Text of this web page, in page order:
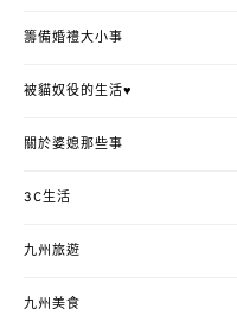
籌備婚禮大小事
被貓奴役的生活♥
關於婆媳那些事
3C生活
九州旅遊
九州美食